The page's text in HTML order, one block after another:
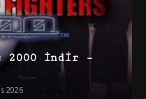
2000 İndir –
2026